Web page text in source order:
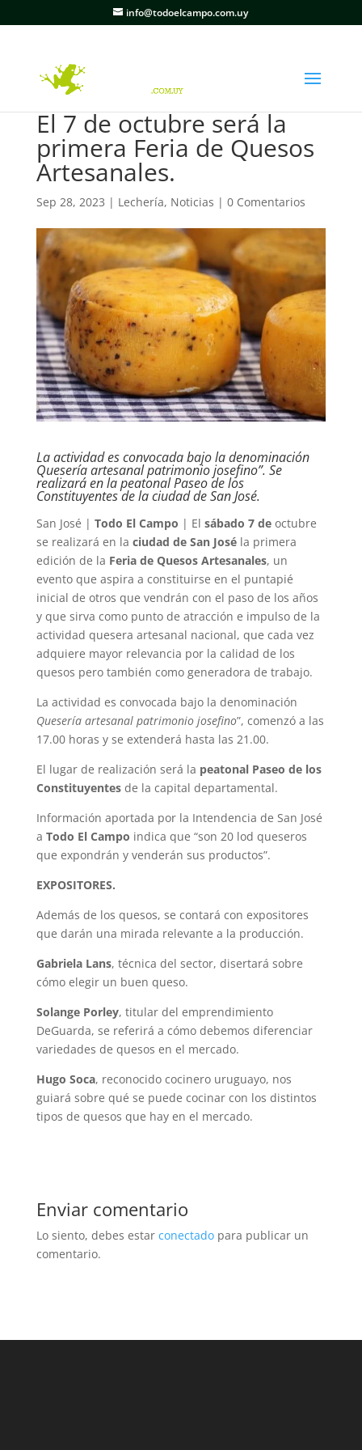
info@todoelcampo.com.uy
El 7 de octubre será la
primera Feria de Quesos
Artesanales.
Sep 28, 2023 | Lechería, Noticias | 0 Comentarios
La actividad es convocada bajo la denominación
Quesería artesanal patrimonio josefino”. Se
realizará en la peatonal Paseo de los
Constituyentes de la ciudad de San José.
San José | Todo El Campo | El sábado 7 deoctubre
se realizará en la ciudad de San Joséla primera
edición de la Feria de Quesos Artesanales, un
evento que aspira a constituirse en el puntapié
inicial de otros que vendrán con el paso de los años
y que sirva como punto de atracción e impulso de la
actividad quesera artesanal nacional, que cada vez
adquiere mayor relevancia por la calidad de los
quesos pero también como generadora de trabajo.
La actividad es convocada bajo la denominación
Quesería artesanal patrimonio josefino”, comenzó a las
17.00 horas y se extenderá hasta las 21.00.
El lugar de realización será la peatonal Paseo de los
Constituyentesde la capital departamental.
Información aportada por la Intendencia de San José
a Todo El Campo indica que “son 20 lod queseros
que expondrán y venderán sus productos”.
EXPOSITORES.
Además de los quesos, se contará con expositores
que darán una mirada relevante a la producción.
Gabriela Lans, técnica del sector, disertará sobre
cómo elegir un buen queso.
Solange Porley, titular del emprendimiento
DeGuarda, se referirá a cómo debemos diferenciar
variedades de quesos en el mercado.
Hugo Soca, reconocido cocinero uruguayo, nos
guiará sobre qué se puede cocinar con los distintos
tipos de quesos que hay en el mercado.
Enviar comentario
Lo siento, debes estar conectadopara publicar un
comentario.